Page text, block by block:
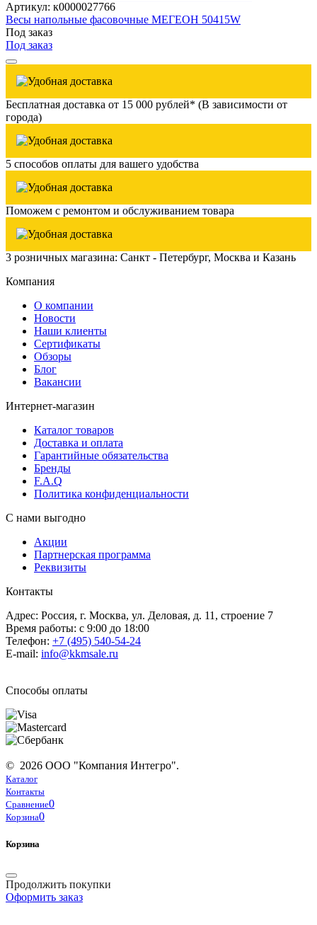
Артикул: к0000027766
Весы напольные фасовочные МЕГЕОН 50415W
Под заказ
Под заказ
Бесплатная доставка от 15 000 рублей* (В зависимости от
города)
5 способов оплаты для вашего удобства
Поможем с ремонтом и обслуживанием товара
3 розничных магазина: Санкт - Петербург, Москва и Казань
Компания
О компании
Новости
Наши клиенты
Сертификаты
Обзоры
Блог
Вакансии
Интернет-магазин
Каталог товаров
Доставка и оплата
Гарантийные обязательства
Бренды
F.A.Q
Политика конфиденциальности
С нами выгодно
Акции
Партнерская программа
Реквизиты
Контакты
Адрес: Россия, г. Москва, ул. Деловая, д. 11, строение 7
Время работы: с 9:00 до 18:00
Телефон: +7 (495) 540-54-24
E-mail: info@kkmsale.ru
Способы оплаты
© 2026 ООО "Компания Интегро".
Каталог
Контакты
Сравнение0
Корзина0
Корзина
Продолжить покупки
Оформить заказ